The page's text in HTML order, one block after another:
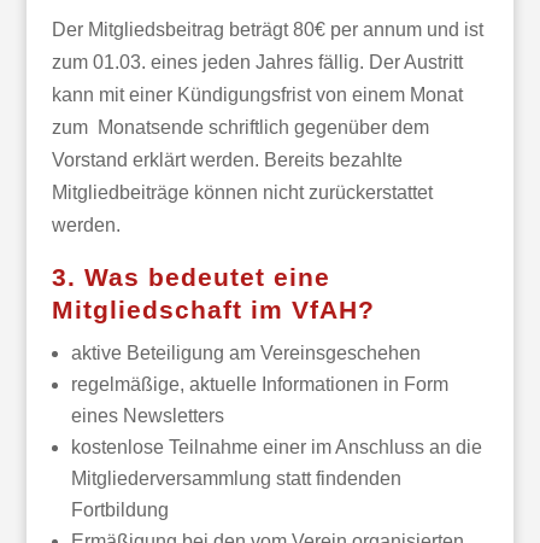
Der Mitgliedsbeitrag beträgt 80€ per annum und ist
zum 01.03. eines jeden Jahres fällig. Der Austritt
kann mit einer Kündigungsfrist von einem Monat
zum Monatsende schriftlich gegenüber dem
Vorstand erklärt werden. Bereits bezahlte
Mitgliedbeiträge können nicht zurückerstattet
werden.
3. Was bedeutet eine
Mitgliedschaft im VfAH?
aktive Beteiligung am Vereinsgeschehen
regelmäßige, aktuelle Informationen in Form
eines Newsletters
kostenlose Teilnahme einer im Anschluss an die
Mitgliederversammlung statt findenden
Fortbildung